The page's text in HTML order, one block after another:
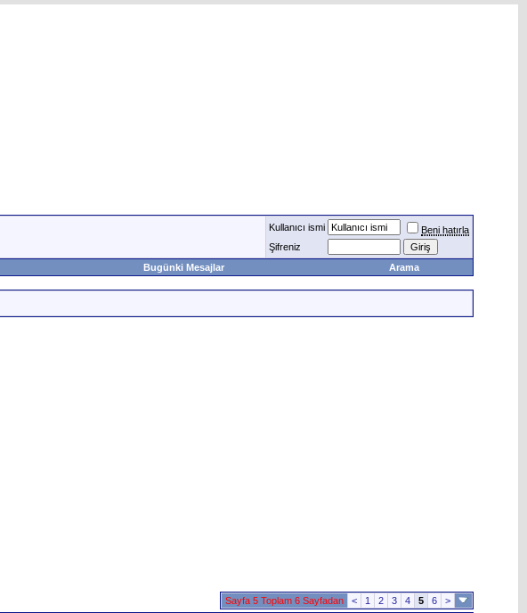
Kullanıcı ismi
Beni hatırla
Şifreniz
Bugünki Mesajlar Arama
Sayfa 5 Toplam 6 Sayfadan < 1 2 3 4 5 6 >